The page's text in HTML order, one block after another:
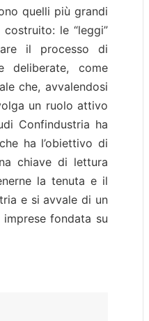
quelli più grandi
le “leggi”
il processo di
deliberate, come
che, avvalendosi
un ruolo attivo
Confindustria ha
ha l’obiettivo di
chiave di lettura
la tenuta e il
e si avvale di un
fondata su